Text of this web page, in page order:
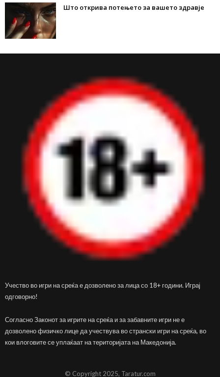
Што открива потењето за вашето здравје
Учество во игри на среќа е дозволено за лица со 18+ години. Играј
одговорно!
Согласно Законот за игрите на среќа и за забавните игри не е
дозволено физичко лице да учествува во странски игри на среќа, во
кои влоговите се уплаќаат на територијата на Македонија.
© Copyright 2025, Taratur.com